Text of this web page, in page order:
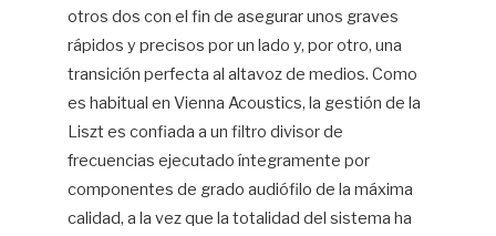
otros dos con el fin de asegurar unos graves
rápidos y precisos por un lado y, por otro, una
transición perfecta al altavoz de medios. Como
es habitual en Vienna Acoustics, la gestión de la
Liszt es confiada a un filtro divisor de
frecuencias ejecutado íntegramente por
componentes de grado audiófilo de la máxima
calidad, a la vez que la totalidad del sistema ha